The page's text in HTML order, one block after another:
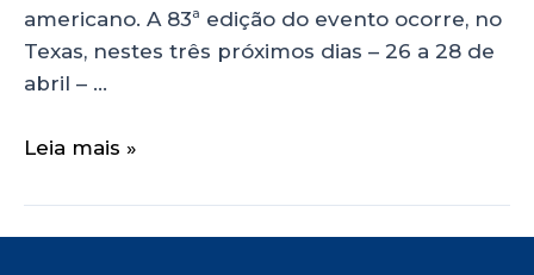
americano. A 83ª edição do evento ocorre, no
Texas, nestes três próximos dias – 26 a 28 de
abril – …
Leia mais »